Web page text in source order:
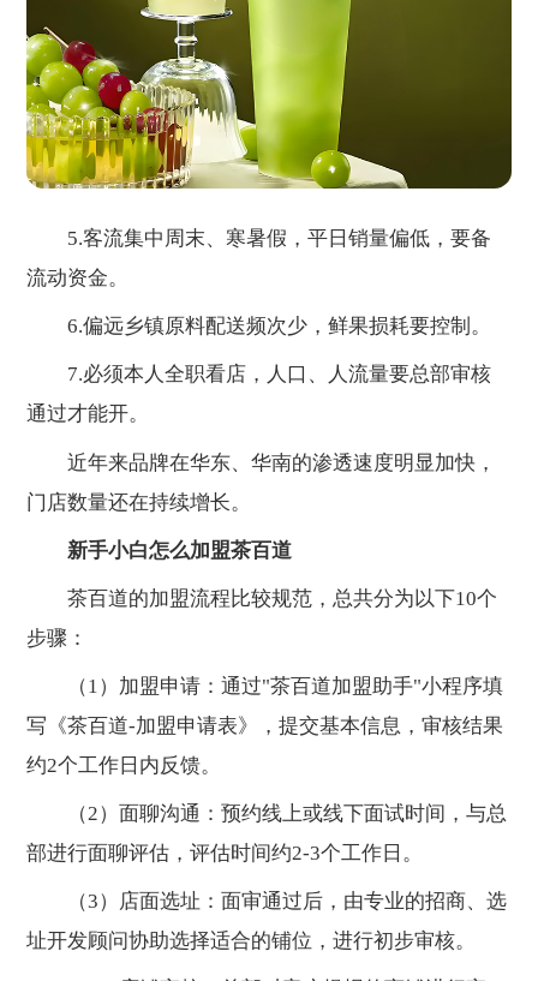
5.客流集中周末、寒暑假，平日销量偏低，要备
流动资金。
6.偏远乡镇原料配送频次少，鲜果损耗要控制。
7.必须本人全职看店，人口、人流量要总部审核
通过才能开。
近年来品牌在华东、华南的渗透速度明显加快，
门店数量还在持续增长。
新手小白怎么加盟茶百道
茶百道的加盟流程比较规范，总共分为以下10个
步骤：
（1）加盟申请：通过"茶百道加盟助手"小程序填
写《茶百道-加盟申请表》，提交基本信息，审核结果
约2个工作日内反馈。
（2）面聊沟通：预约线上或线下面试时间，与总
部进行面聊评估，评估时间约2-3个工作日。
（3）店面选址：面审通过后，由专业的招商、选
址开发顾问协助选择适合的铺位，进行初步审核。